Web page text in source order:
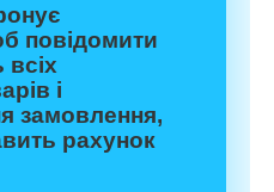
повідомити
всіх
і
замовлення,
рахунок